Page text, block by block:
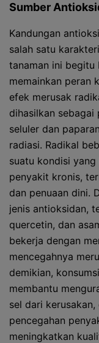
Sumber
Kandungan
salah satu
tanaman ini begitu
memainkan peran
efek merusak
dihasilkan
seluler dan
radiasi. Radikal
suatu kondisi
penyakit kronis,
dan penuaan dini.
jenis antioksidan,
quercetin, dan
bekerja dengan
mencegahnya
demikian,
membantu
sel dari
pencegahan
meningkatkan